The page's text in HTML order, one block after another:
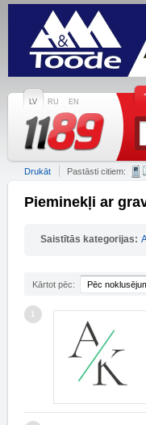
LV RU EN
Drukāt Pastāsti citiem:
Pieminekļi ar
Saistītās kategorijas:
Kārtot pēc: Pēc
1